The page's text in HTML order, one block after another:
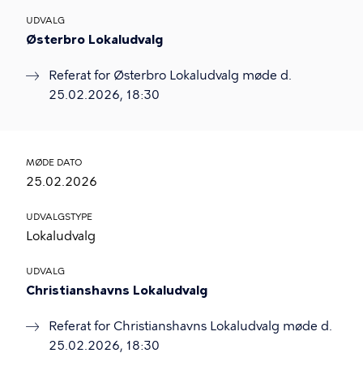
UDVALG
Østerbro Lokaludvalg
Referat for Østerbro Lokaludvalg møde d.
25.02.2026, 18:30
MØDE DATO
25.02.2026
UDVALGSTYPE
Lokaludvalg
UDVALG
Christianshavns Lokaludvalg
Referat for Christianshavns Lokaludvalg møde d.
25.02.2026, 18:30